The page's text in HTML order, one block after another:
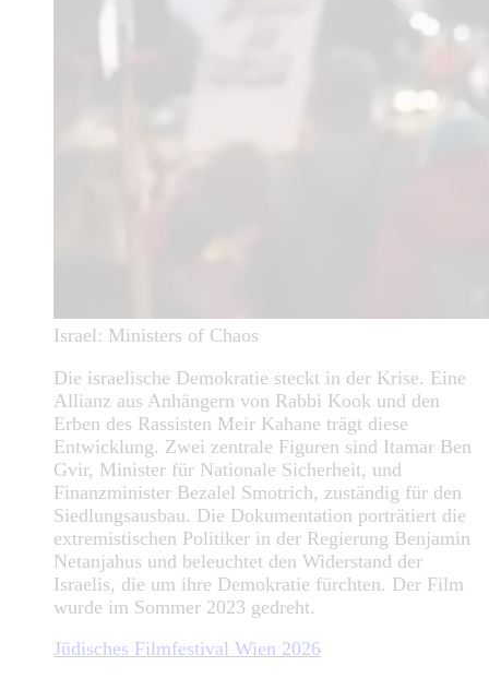
Israel: Ministers of Chaos
Die israelische Demokratie steckt in der Krise. Eine
Allianz aus Anhängern von Rabbi Kook und den
Erben des Rassisten Meir Kahane trägt diese
Entwicklung. Zwei zentrale Figuren sind Itamar Ben
Gvir, Minister für Nationale Sicherheit, und
Finanzminister Bezalel Smotrich, zuständig für den
Siedlungsausbau. Die Dokumentation porträtiert die
extremistischen Politiker in der Regierung Benjamin
Netanjahus und beleuchtet den Widerstand der
Israelis, die um ihre Demokratie fürchten. Der Film
wurde im Sommer 2023 gedreht.
Jüdisches Filmfestival Wien 2026